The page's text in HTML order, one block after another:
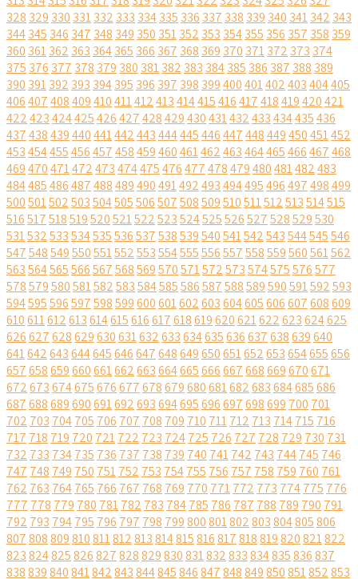
328 329 330 331332 333 334335 336 337 338 339 340 341342 343
344345 346 347 348 349 350 351352 353 354355 356 357 358 359
360 361362 363 364365 366 367 368 369 370 371372 373 374
375 376 377 378 379 380 381382 383 384385 386 387 388 389
390 391392 393 394395 396 397 398 399400401402403404405
406407408409410411412413414415416417418419420421
422423424425426427428429430431432433434435436
437438439440441442443444445446447448449450451452
453454455456457458459460461462463464465466467468
469470471472473474475476477478479480481482483
484485486487488489490491492493494495496497498499
500501502503504505506507508509510511512513514515
516517518519520521522523524525526527528529530
531532533534535536537538539540541542543544545546
547548549550551552553554555556557558559560561562
563564565566567568569570571572573574575576577
578579580581582583584585586587588589590591592593
594595596597598599600601602603604605606607608609
610611612613614615616617618619620621622623624625
626627628629630631632633634635636637638639640
641642643644645646647648649650651652653654655656
657658659660661662663664665666667668669670671
672673674675676677678679680681682683684685686
687688689690691692693694695696697698699 700 701
702 703 704705 706 707 708 709 710 711712 713 714715 716
717 718 719 720 721722 723 724725 726 727 728 729 730 731
732 733 734735 736 737 738 739 740 741742 743 744745 746
747 748 749 750 751752 753 754755 756 757 758 759 760 761
762 763 764765 766 767 768 769 770 771772 773 774775 776
777 778 779 780 781782 783 784785 786 787 788 789 790 791
792 793 794795 796 797 798 799800801802803804805806
807808809810811812813814815816817818819820821822
823824825826827828829830831832833834835836837
838839840841842843844845846847848849850851852853